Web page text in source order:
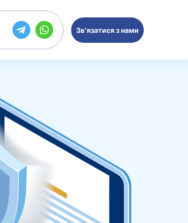
Зв’язатися з нами